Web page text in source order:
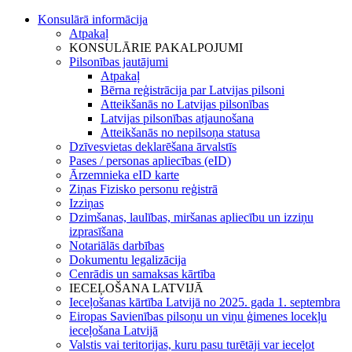
Konsulārā informācija
Atpakaļ
KONSULĀRIE PAKALPOJUMI
Pilsonības jautājumi
Atpakaļ
Bērna reģistrācija par Latvijas pilsoni
Atteikšanās no Latvijas pilsonības
Latvijas pilsonības atjaunošana
Atteikšanās no nepilsoņa statusa
Dzīvesvietas deklarēšana ārvalstīs
Pases / personas apliecības (eID)
Ārzemnieka eID karte
Ziņas Fizisko personu reģistrā
Izziņas
Dzimšanas, laulības, miršanas apliecību un izziņu
izprasīšana
Notariālās darbības
Dokumentu legalizācija
Cenrādis un samaksas kārtība
IECEĻOŠANA LATVIJĀ
Ieceļošanas kārtība Latvijā no 2025. gada 1. septembra
Eiropas Savienības pilsoņu un viņu ģimenes locekļu
ieceļošana Latvijā
Valstis vai teritorijas, kuru pasu turētāji var ieceļot